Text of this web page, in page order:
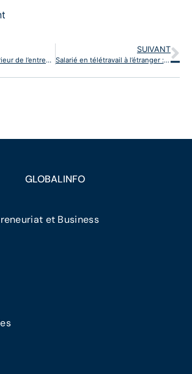
Le règlement intérieur de l’entreprise : est-il obligatoire et que doit-il contenir?
SUIVANT
Salarié en télétravail à l’étranger : quel impact sur le contrat de travail et les cotisations sociales ?
GLOBALINFO
et Business